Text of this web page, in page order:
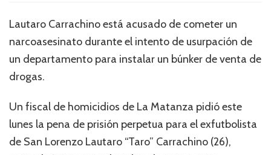
Lautaro Carrachino está acusado de cometer un
narcoasesinato durante el intento de usurpación de
un departamento para instalar un búnker de venta de
drogas.
Un fiscal de homicidios de La Matanza pidió este
lunes la pena de prisión perpetua para el exfutbolista
de San Lorenzo Lautaro “Taro” Carrachino (26),